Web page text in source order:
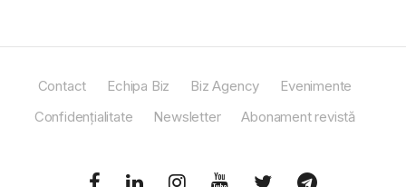
Contact Echipa Biz Biz Agency
Evenimente
Confidențialitate
Newsletter Abonament revistă